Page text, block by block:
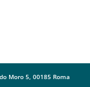
Moro 5, 00185 Roma